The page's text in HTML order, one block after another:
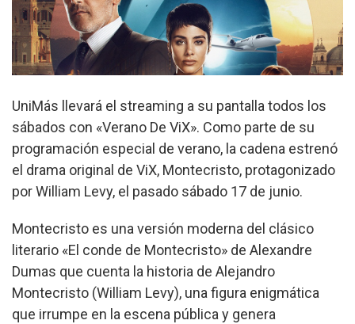
UniMás llevará el streaming a su pantalla todos los
sábados con «Verano De ViX». Como parte de su
programación especial de verano, la cadena estrenó
el drama original de ViX, Montecristo, protagonizado
por William Levy, el pasado sábado 17 de junio.
Montecristo es una versión moderna del clásico
literario «El conde de Montecristo» de Alexandre
Dumas que cuenta la historia de Alejandro
Montecristo (William Levy), una figura enigmática
que irrumpe en la escena pública y genera